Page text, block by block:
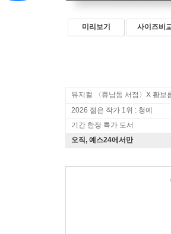
미리보기 사이즈비
2026 젊은 작가 1위 : 청예
기간 한정 특가 도서
오직, 예스24에서만